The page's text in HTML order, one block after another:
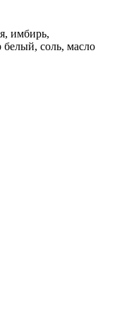
имбирь,
белый, соль, масло